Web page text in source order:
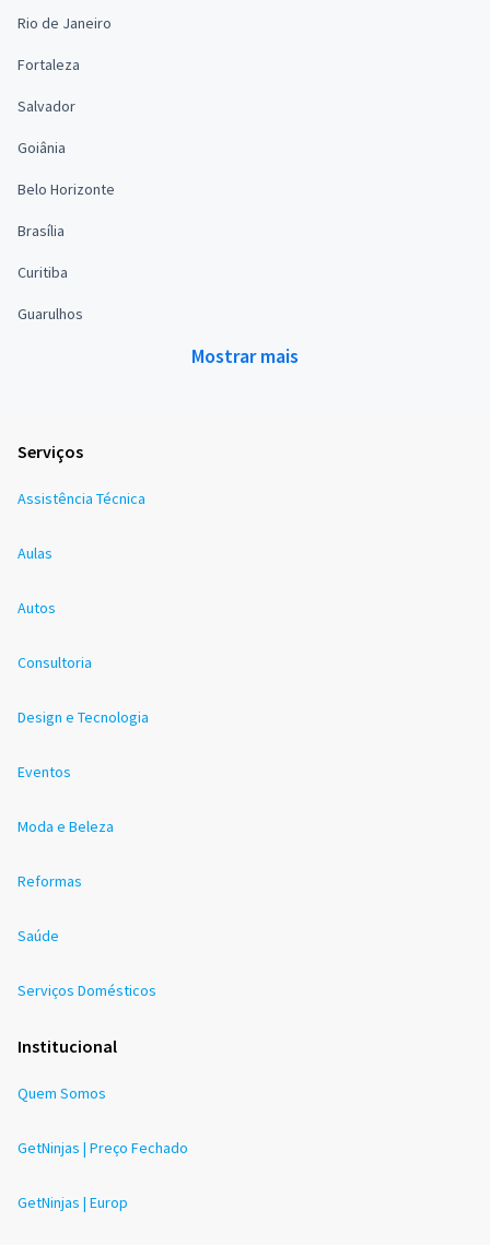
Rio de Janeiro
Fortaleza
Salvador
Goiânia
Belo Horizonte
Brasília
Curitiba
Guarulhos
Mostrar mais
Serviços
Assistência Técnica
Aulas
Autos
Consultoria
Design e Tecnologia
Eventos
Moda e Beleza
Reformas
Saúde
Serviços Domésticos
Institucional
Quem Somos
GetNinjas | Preço Fechado
GetNinjas | Europ